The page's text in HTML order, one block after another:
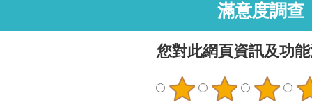
滿意度調查
您對此網頁資訊及功